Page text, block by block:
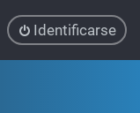
Identificarse